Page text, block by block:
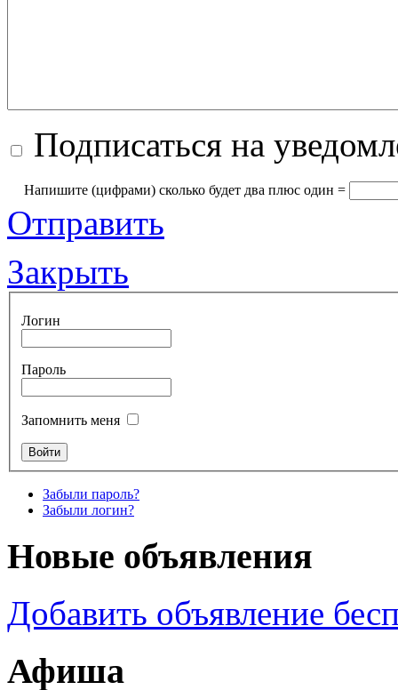
Подписаться на
Напишите (цифрами) сколько будет два плюc oдин =
Отправить
Закрыть
Логин
Пароль
Запомнить меня
Забыли пароль?
Забыли логин?
Новые объявления
Добавить объявление
Афиша